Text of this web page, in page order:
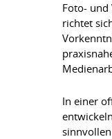
Foto- und
richtet
In einer